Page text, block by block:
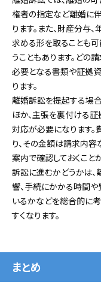
権者の指定など離婚に
ります。また、財産分与
求める形を取ることも
うこともあります。どの
必要となる書類や証拠
ります。
離婚訴訟を提起する場
ほか、主張を裏付ける
対応が必要になります
り、その金額は請求内
案内で確認しておくこと
訴訟に進むかどうかは
響、手続にかかる時間
いるかなどを総合的に
すくなります。
まとめ